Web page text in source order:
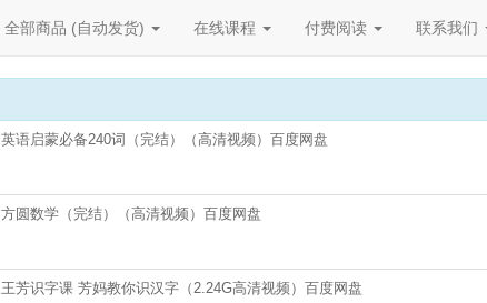
全部商品 (自动发货) 在线课程 付费阅读 联系我们
英语启蒙必备240词（完结）（高清视频）百度网盘
方圆数学（完结）（高清视频）百度网盘
王芳识字课 芳妈教你识汉字（2.24G高清视频）百度网盘